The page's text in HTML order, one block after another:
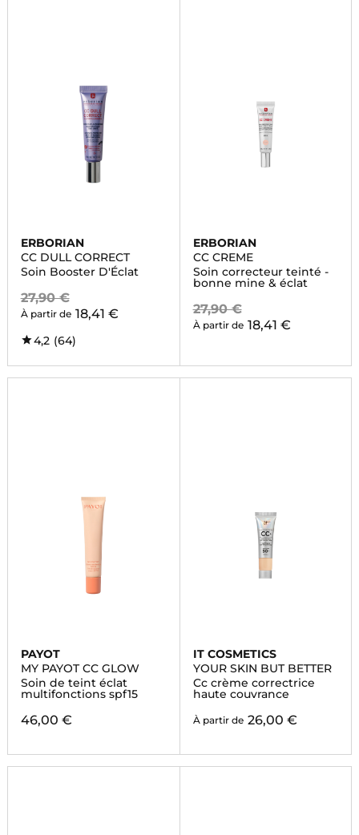
ERBORIAN
CC DULL CORRECT
Soin Booster D'Éclat
27,90 €
À partir de 18,41 €
4,2 (64)
ERBORIAN
CC CREME
Soin correcteur teinté -
bonne mine & éclat
27,90 €
À partir de 18,41 €
PAYOT
MY PAYOT CC GLOW
Soin de teint éclat
multifonctions spf15
46,00 €
IT COSMETICS
YOUR SKIN BUT BETTER
Cc crème correctrice
haute couvrance
À partir de 26,00 €